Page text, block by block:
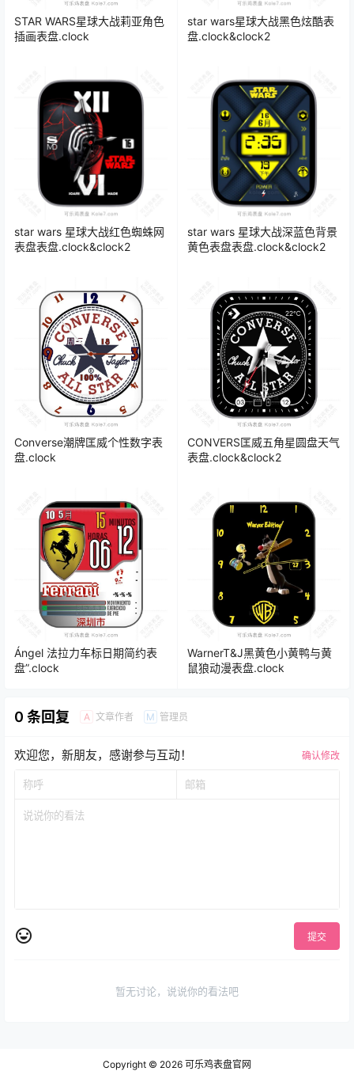
STAR WARS星球大战莉亚角色
插画表盘.clock
star wars星球大战黑色炫酷表
盘.clock&clock2
star wars 星球大战红色蜘蛛网
表盘表盘.clock&clock2
star wars 星球大战深蓝色背景
黄色表盘表盘.clock&clock2
Converse潮牌匡威个性数字表
盘.clock
CONVERS匡威五角星圆盘天气
表盘.clock&clock2
Ángel 法拉力车标日期简约表
盘”.clock
WarnerT&J黑黄色小黄鸭与黄
鼠狼动漫表盘.clock
0 条回复 A 文章作者 M 管理员
欢迎您，新朋友，感谢参与互动！ 确认修改
提交
暂无讨论，说说你的看法吧
Copyright © 2026 可乐鸡表盘官网